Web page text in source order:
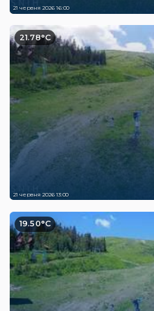
21 червня 2026 16:00
21.78°C
21 червня 2026 13:00
19.50°C